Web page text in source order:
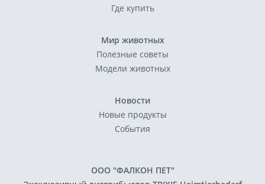
Где купить
Мир животных
Полезные советы
Модели животных
Новости
Новые продукты
События
ООО "ФАЛКОН ПЕТ"